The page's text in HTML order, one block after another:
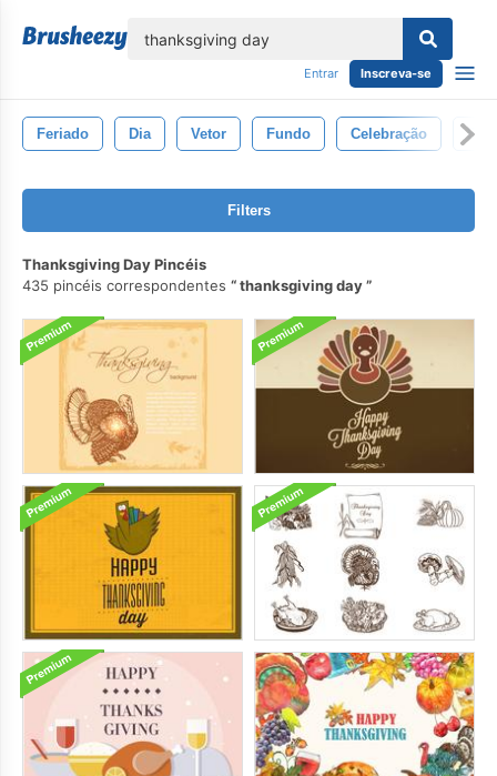
Entrar Inscreva-se
Feriado Dia Vetor Fundo Celebração
Filters
Thanksgiving Day Pincéis
435 pincéis correspondentes
thanksgiving day